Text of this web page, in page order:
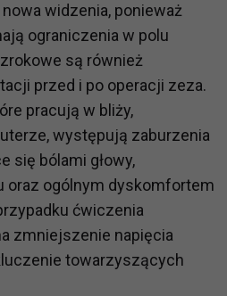
widzenia, ponieważ
ograniczenia w polu
są również
przed i po operacji zeza.
pracują w bliży,
występują zaburzenia
się bólami głowy,
oraz ogólnym dyskomfortem
ćwiczenia
zmniejszenie napięcia
towarzyszących